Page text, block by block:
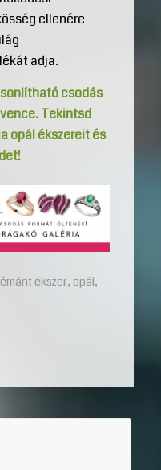
ellenére
adja.
csodás
Tekintsd
opál ékszereit és
ékszer, opál,